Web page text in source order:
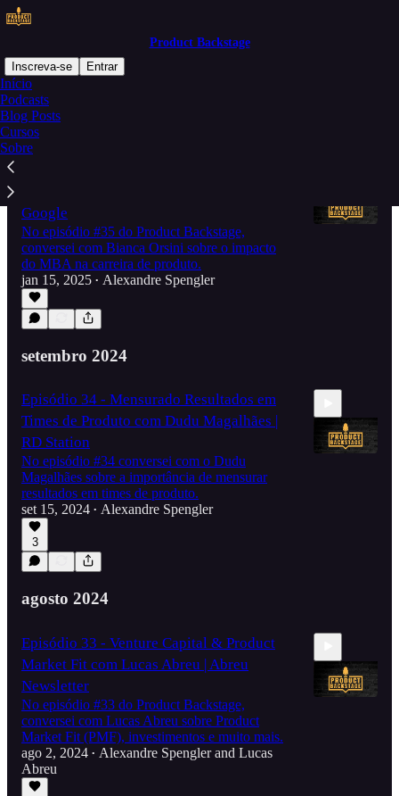
Product Backstage
Inscreva-se
Entrar
Início
Podcasts
Blog Posts
Cursos
Sobre
Mais recentes
Google
No episódio #35 do Product Backstage,
conversei com Bianca Orsini sobre o impacto
do MBA na carreira de produto.
jan 15, 2025 • Alexandre Spengler
setembro 2024
Episódio 34 - Mensurado Resultados em
Times de Produto com Dudu Magalhães |
RD Station
No episódio #34 conversei com o Dudu
Magalhães sobre a importância de mensurar
resultados em times de produto.
set 15, 2024 • Alexandre Spengler
3
agosto 2024
Episódio 33 - Venture Capital & Product
Market Fit com Lucas Abreu | Abreu
Newsletter
No episódio #33 do Product Backstage,
conversei com Lucas Abreu sobre Product
Market Fit (PMF), investimentos e muito mais.
ago 2, 2024 • Alexandre Spenglerand Lucas
Abreu